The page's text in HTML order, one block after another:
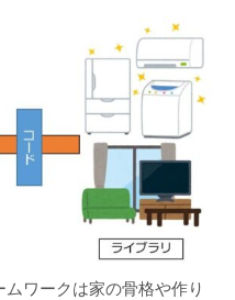
ワークは家の骨格や作り